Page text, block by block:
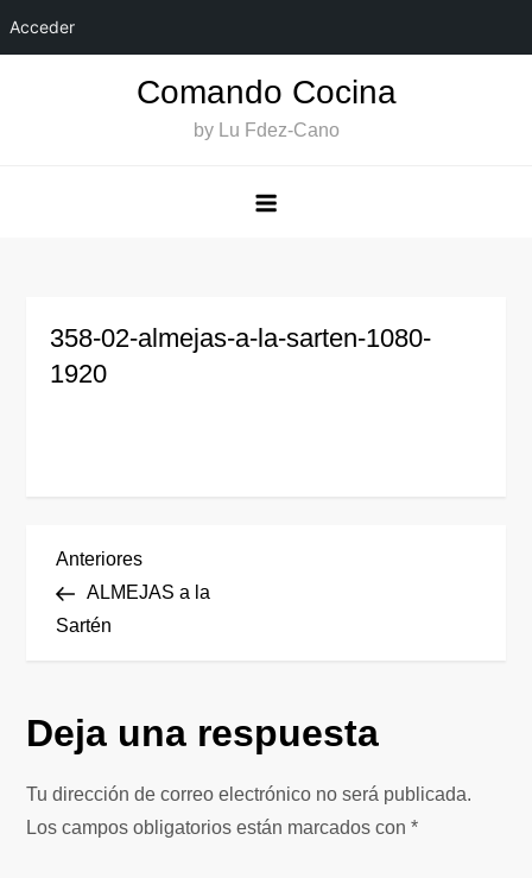
Acceder
Comando Cocina
by Lu Fdez-Cano
358-02-almejas-a-la-sarten-1080-
1920
N
a
e
g
a
Entrada
anterior
Anteriores
ALMEJAS a la
Sartén
Deja una respuesta
Tu dirección de correo electrónico no será publicada.
Los campos obligatorios están marcados con*